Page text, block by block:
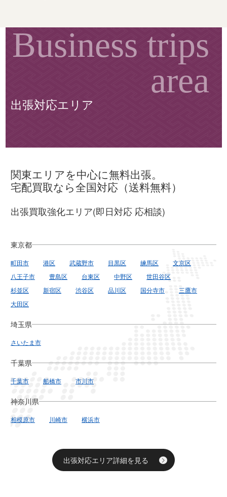
出張対応エリア
関東エリアを中心に無料出張。
宅配買取なら全国対応（送料無料）
出張買取強化エリア(即日対応 応相談)
東京都
町田市 港区 武蔵野市 目黒区 練馬区
文京区
八王子市
豊島区 台東区 中野区
世田谷区
杉並区
新宿区 渋谷区 品川区 国分寺市
三鷹市
大田区
埼玉県
さいたま市
千葉県
千葉市 船橋市 市川市
神奈川県
相模原市 川崎市 横浜市
出張対応エリア詳細を見る